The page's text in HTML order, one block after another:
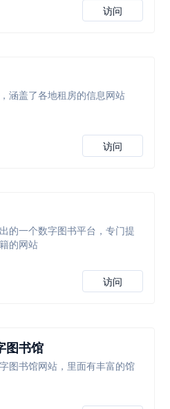
访问
涵盖了各地租房的信息网站
访问
的一个数字图书平台，专门提
的网站
访问
图书馆
图书馆网站，里面有丰富的馆